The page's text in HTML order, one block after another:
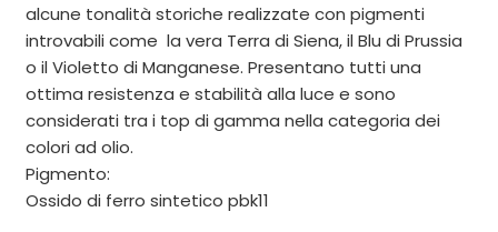
alcune tonalità storiche realizzate con pigmenti
introvabili come la vera Terra di Siena, il Blu di Prussia
o il Violetto di Manganese. Presentano tutti una
ottima resistenza e stabilità alla luce e sono
considerati tra i top di gamma nella categoria dei
colori ad olio.
Pigmento:
Ossido di ferro sintetico pbk11